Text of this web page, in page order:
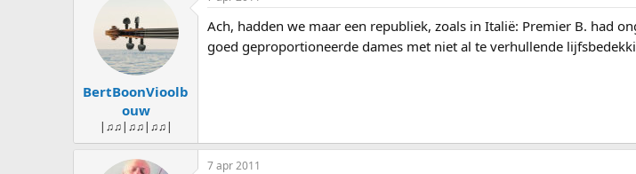
BertBoonVioolb
ouw
|♫♫|♫♫|♫♫|
Ach, hadden we maar een republiek, zoals in Italië: Premier B. had
goed geproportioneerde dames met niet al te verhullende
7 apr 2011